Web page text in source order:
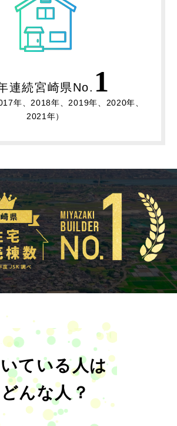
連続宮崎県No. 1
年、2018年、2019年、2020年、
2021年）
ている人は
どんな人？